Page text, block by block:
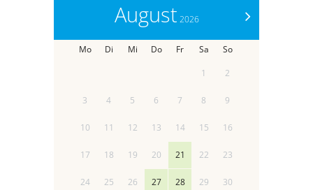
>
August 2026
Mo Di Mi Do Fr Sa
So
1
2
3 4 5 6 7 8 9
10 11 12 13 14 15 16
17 18 19 20 21 22 23
24 25 26 27 28 29 30